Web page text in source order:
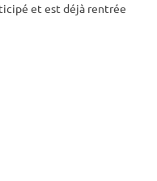
et est déjà rentrée